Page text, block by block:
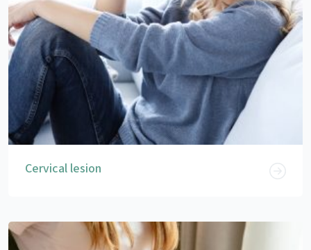
Cervical lesion